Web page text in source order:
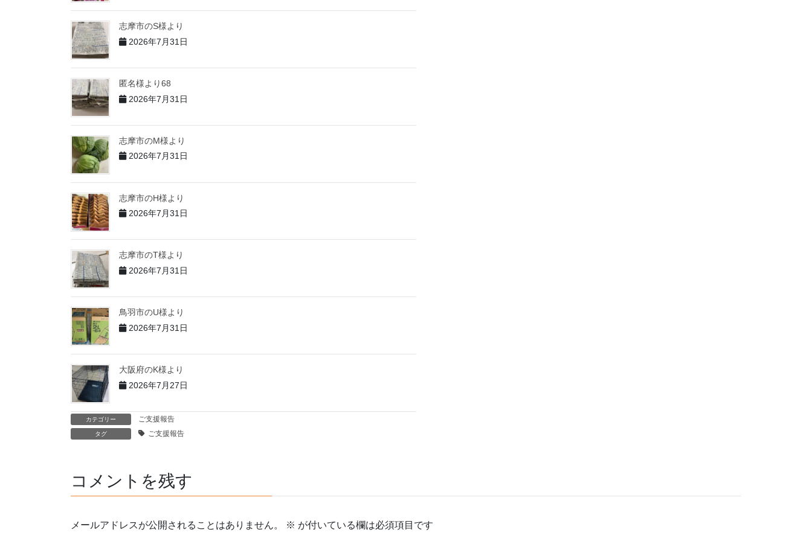
志摩市のS様より
2026年7月31日
匿名様より68
2026年7月31日
志摩市のM様より
2026年7月31日
志摩市のH様より
2026年7月31日
志摩市のT様より
2026年7月31日
鳥羽市のU様より
2026年7月31日
大阪府のK様より
2026年7月27日
カテゴリー ご支援報告
タグ ご支援報告
コメントを残す
メールアドレスが公開されることはありません。 ※ が付いている欄は必須項目です